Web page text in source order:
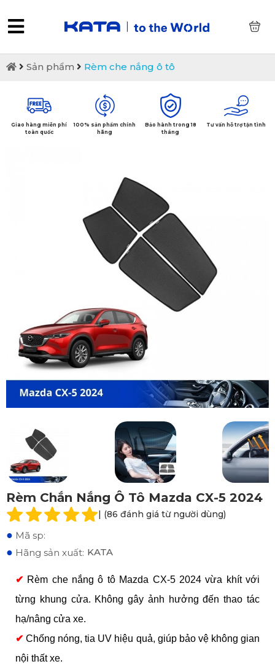
Sản phẩm Rèm che nắng ô tô
Giao hàng miễn phí
toàn quốc
100% sản phẩm chính
hãng
Bảo hành trong 18
tháng
Tư vấn hỗ trợ tận tình
Rèm Chắn Nắng Ô Tô Mazda CX-5 2024
| (86 đánh giá từ người dùng)
● Mã sp:
● Hãng sản xuất: KATA
✔ Rèm che nắng ô tô Mazda CX-5 2024 vừa khít với
từng khung cửa. Không gây ảnh hưởng đến thao tác
hạ/nâng cửa xe.
✔ Chống nóng, tia UV hiệu quả, giúp bảo vệ không gian
nội thất xe.